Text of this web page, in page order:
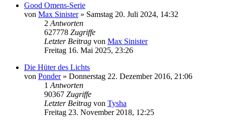
Good Omens-Serie
von Max Sinister» Samstag 20. Juli 2024, 14:32
2 Antworten
627778 Zugriffe
Letzter Beitrag von Max Sinister
Freitag 16. Mai 2025, 23:26
Die Hüter des Lichts
von Ponder» Donnerstag 22. Dezember 2016, 21:06
1 Antworten
90367 Zugriffe
Letzter Beitrag von Tysha
Freitag 23. November 2018, 12:25